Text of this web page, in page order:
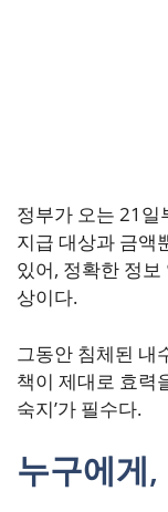
정부가 오는 21일
지급 대상과 금액
있어, 정확한 정
상이다.
그동안 침체된 내
책이 제대로 효력
숙지’가 필수다.
누구에게